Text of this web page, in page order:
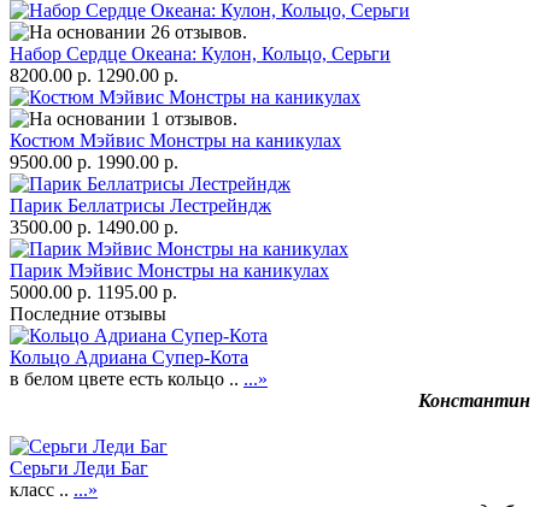
Набор Сердце Океана: Кулон, Кольцо, Серьги
8200.00 р. 1290.00 р.
Костюм Мэйвис Монстры на каникулах
9500.00 р. 1990.00 р.
Парик Беллатрисы Лестрейндж
3500.00 р. 1490.00 р.
Парик Мэйвис Монстры на каникулах
5000.00 р. 1195.00 р.
Последние отзывы
Кольцо Адриана Супер-Кота
в белом цвете есть кольцо .. ...»
Константин
Серьги Леди Баг
класс .. ...»